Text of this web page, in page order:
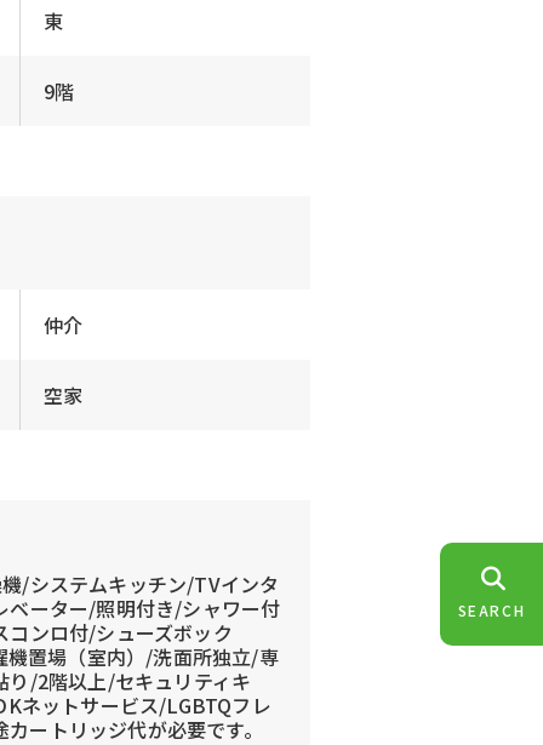
東
9階
仲介
空家
/システムキッチン/TVインタ
ーター/照明付き/シャワー付
ンロ付/シューズボック
置場（室内）/洗面所独立/専
/2階以上/セキュリティキ
ネットサービス/LGBTQフレ
ートリッジ代が必要です。
SEARCH